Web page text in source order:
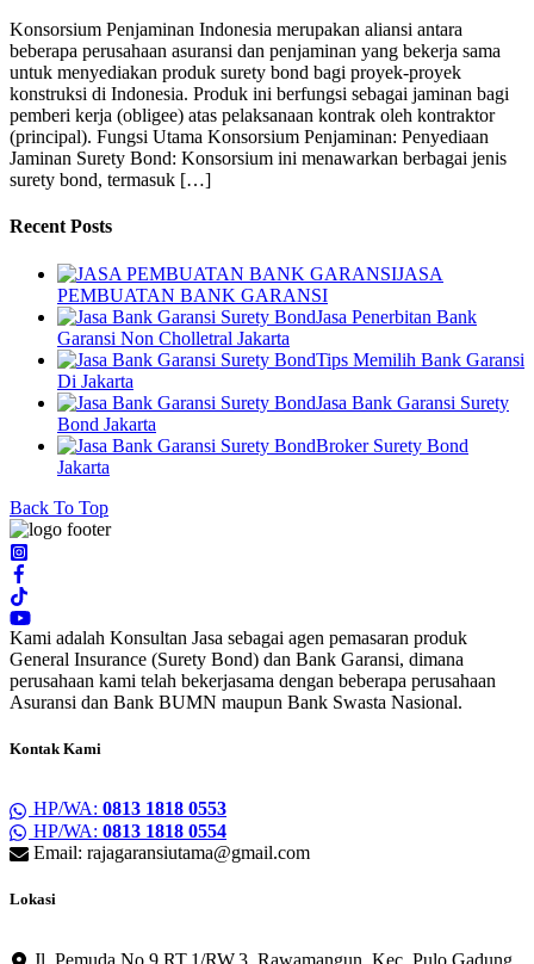
Konsorsium Penjaminan Indonesia merupakan aliansi antara
beberapa perusahaan asuransi dan penjaminan yang bekerja sama
untuk menyediakan produk surety bond bagi proyek-proyek
konstruksi di Indonesia. Produk ini berfungsi sebagai jaminan bagi
pemberi kerja (obligee) atas pelaksanaan kontrak oleh kontraktor
(principal). Fungsi Utama Konsorsium Penjaminan: Penyediaan
Jaminan Surety Bond: Konsorsium ini menawarkan berbagai jenis
surety bond, termasuk […]
Recent Posts
JASA
PEMBUATAN BANK GARANSI
Jasa Penerbitan Bank
Garansi Non Cholletral Jakarta
Tips Memilih Bank Garansi
Di Jakarta
Jasa Bank Garansi Surety
Bond Jakarta
Broker Surety Bond
Jakarta
Back To Top
Kami adalah Konsultan Jasa sebagai agen pemasaran produk
General Insurance (Surety Bond) dan Bank Garansi, dimana
perusahaan kami telah bekerjasama dengan beberapa perusahaan
Asuransi dan Bank BUMN maupun Bank Swasta Nasional.
Kontak Kami
HP/WA: 0813 1818 0553
HP/WA: 0813 1818 0554
Email: rajagaransiutama@gmail.com
Lokasi
Jl. Pemuda No.9 RT.1/RW.3, Rawamangun, Kec. Pulo Gadung,